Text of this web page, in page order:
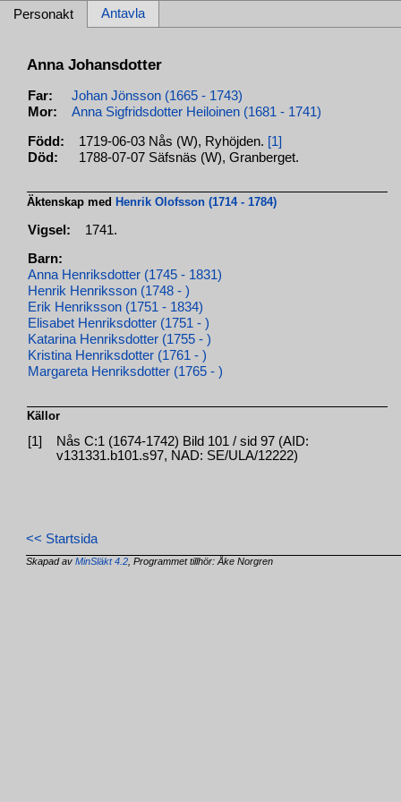
Personakt Antavla
Anna Johansdotter
Far:
Johan Jönsson (1665 - 1743)
Mor:
Anna Sigfridsdotter Heiloinen (1681 - 1741)
Född: 1719-06-03 Nås (W), Ryhöjden. [1]
Död:
1788-07-07 Säfsnäs (W), Granberget.
Äktenskap med Henrik Olofsson (1714 - 1784)
Vigsel: 1741.
Barn:
Anna Henriksdotter (1745 - 1831)
Henrik Henriksson (1748 - )
Erik Henriksson (1751 - 1834)
Elisabet Henriksdotter (1751 - )
Katarina Henriksdotter (1755 - )
Kristina Henriksdotter (1761 - )
Margareta Henriksdotter (1765 - )
Källor
[1]
Nås C:1 (1674-1742) Bild 101 / sid 97 (AID:
v131331.b101.s97, NAD: SE/ULA/12222)
<< Startsida
Skapad avMinSläkt 4.2 , Programmet tillhör: Åke Norgren